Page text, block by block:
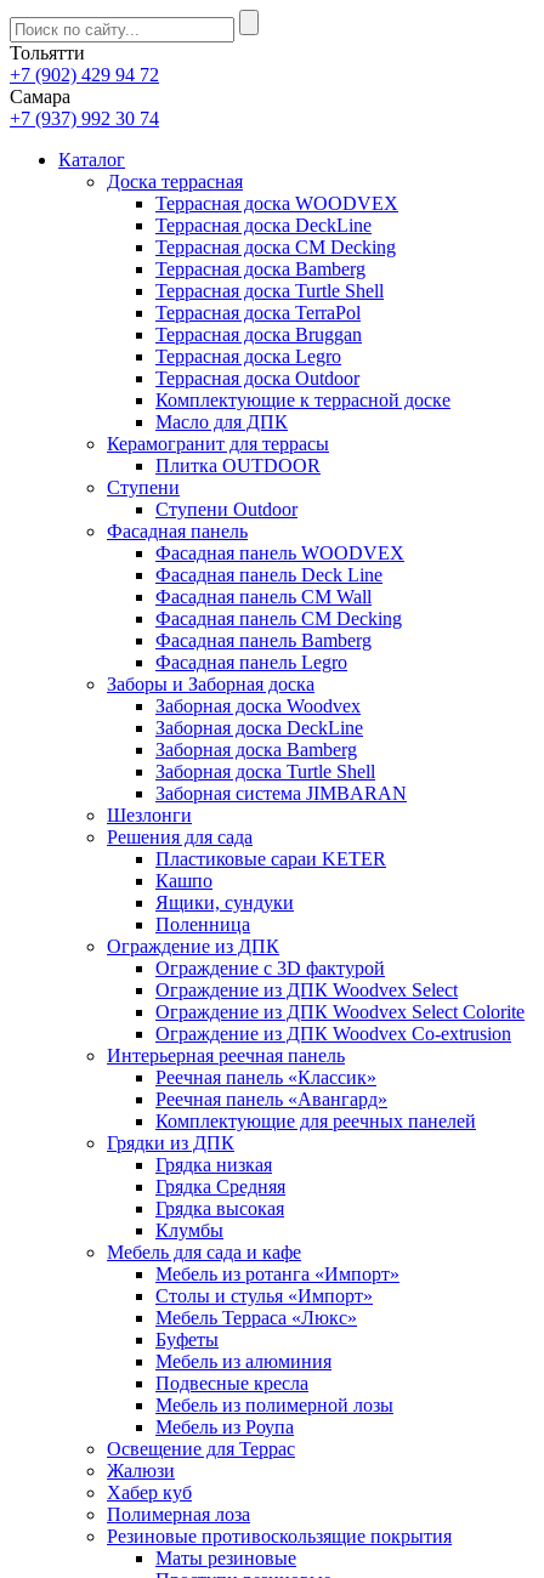
Тольятти
+7 (902) 429 94 72
Самара
+7 (937) 992 30 74
Каталог
Доска террасная
Террасная доска WOODVEX
Террасная доска DeckLine
Террасная доска CM Decking
Террасная доска Bamberg
Террасная доска Turtle Shell
Террасная доска TerraPol
Террасная доска Bruggan
Террасная доска Legro
Террасная доска Outdoor
Комплектующие к террасной доске
Масло для ДПК
Керамогранит для террасы
Плитка OUTDOOR
Ступени
Ступени Outdoor
Фасадная панель
Фасадная панель WOODVEX
Фасадная панель Deck Line
Фасадная панель CM Wall
Фасадная панель CM Decking
Фасадная панель Bamberg
Фасадная панель Legro
Заборы и Заборная доска
Заборная доска Woodvex
Заборная доска DeckLine
Заборная доска Bamberg
Заборная доска Turtle Shell
Заборная система JIMBARAN
Шезлонги
Решения для сада
Пластиковые сараи KETER
Кашпо
Ящики, сундуки
Поленница
Ограждение из ДПК
Ограждение с 3D фактурой
Ограждение из ДПК Woodvex Select
Ограждение из ДПК Woodvex Select Colorite
Ограждение из ДПК Woodvex Co-extrusion
Интерьерная реечная панель
Реечная панель «Классик»
Реечная панель «Авангард»
Комплектующие для реечных панелей
Грядки из ДПК
Грядка низкая
Грядка Средняя
Грядка высокая
Клумбы
Мебель для сада и кафе
Мебель из ротанга «Импорт»
Столы и стулья «Импорт»
Мебель Терраса «Люкс»
Буфеты
Мебель из алюминия
Подвесные кресла
Мебель из полимерной лозы
Мебель из Роупа
Освещение для Террас
Жалюзи
Хабер куб
Полимерная лоза
Резиновые противоскользящие покрытия
Маты резиновые